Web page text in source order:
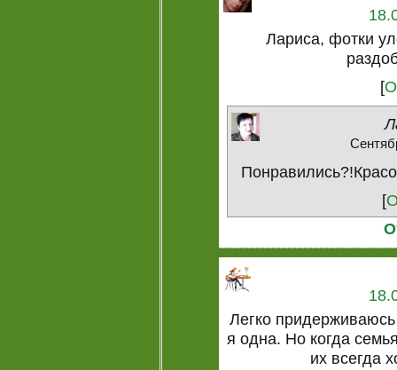
Лариса, фотки
[
[
Легко
я одна. Но когда
их всегда